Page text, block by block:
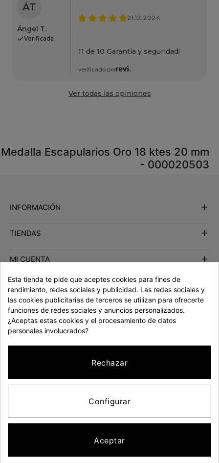
ÁT
Ángel T.
Verificada
21.12.2024
11 de 10 Garantía y seguridad!
verificado por
Ver todas las opiniones
Medalla Escapularios Oro 18 ktes 20 mm
- 000020503
INFORMACIÓN
TIENDAS
MI CUENTA
PAGO 100% SEGURO
Envíos Términos y Condiciones
Política de Cookies
Aviso legal
Canal denuncias
Síguenos en
Esta tienda te pide que aceptes cookies para fines de
rendimiento, redes sociales y publicidad. Las redes sociales y
las cookies publicitarias de terceros se utilizan para ofrecerte
funciones de redes sociales y anuncios personalizados.
¿Aceptas estas cookies y el procesamiento de datos
personales involucrados?
Rechazar
Configurar
Aceptar